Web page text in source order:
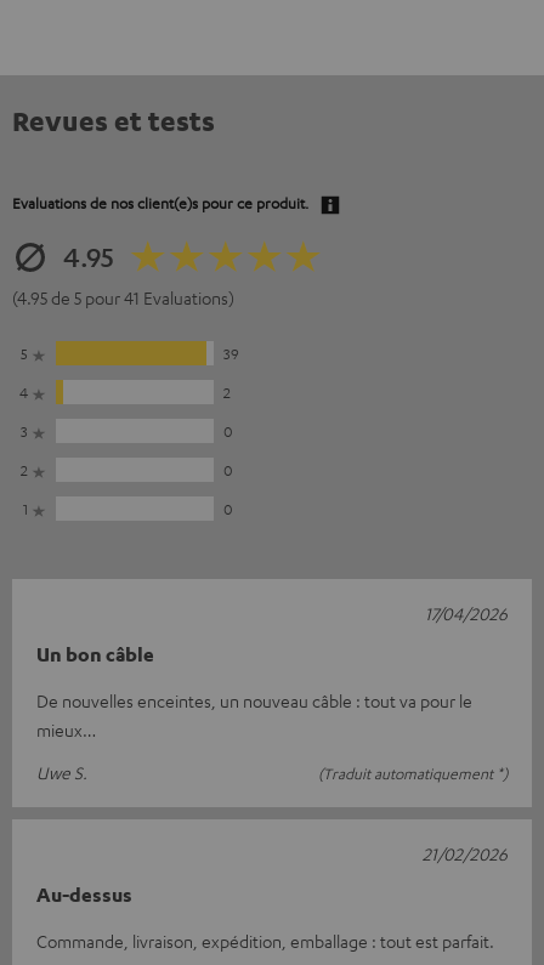
Revues et tests
Evaluations de nos client(e)s pour ce produit.
4.95
(4.95 de 5 pour 41 Evaluations)
5
39
4
2
3
0
2
0
1
0
Un bon câble
De nouvelles enceintes, un nouveau câble : tout va pour le
mieux…
Uwe S.
(Traduit automatiquement *)
17/04/2026
Au-dessus
Commande, livraison, expédition, emballage : tout est parfait.
21/02/2026